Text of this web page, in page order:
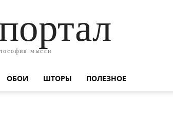
мысли
ОБОИ ШТОРЫ ПОЛЕЗНОЕ